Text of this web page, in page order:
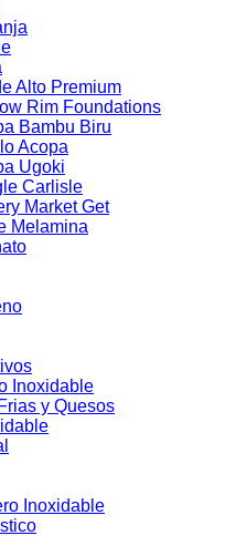
Alto Premium
Rim Foundations
Bambu Biru
Acopa
Ugoki
Carlisle
Market Get
Melamina
Inoxidable
y Quesos
Inoxidable